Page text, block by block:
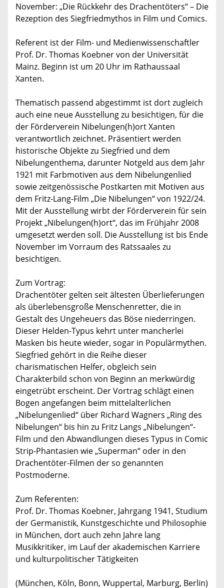
November: „Die Rückkehr des Drachentöters“ – Die
Rezeption des Siegfriedmythos in Film und Comics.
Referent ist der Film- und Medienwissenschaftler
Prof. Dr. Thomas Koebner von der Universität
Mainz. Beginn ist um 20 Uhr im Rathaussaal
Xanten.
Thematisch passend abgestimmt ist dort zugleich
auch eine neue Ausstellung zu besichtigen, für die
der Förderverein Nibelungen(h)ort Xanten
verantwortlich zeichnet. Präsentiert werden
historische Objekte zu Siegfried und dem
Nibelungenthema, darunter Notgeld aus dem Jahr
1921 mit Farbmotiven aus dem Nibelungenlied
sowie zeitgenössische Postkarten mit Motiven aus
dem Fritz-Lang-Film „Die Nibelungen“ von 1922/24.
Mit der Ausstellung wirbt der Förderverein für sein
Projekt „Nibelungen(h)ort“, das im Frühjahr 2008
umgesetzt werden soll. Die Ausstellung ist bis Ende
November im Vorraum des Ratssaales zu
besichtigen.
Zum Vortrag:
Drachentöter gelten seit ältesten Überlieferungen
als überlebensgroße Menschenretter, die in
Gestalt des Ungeheuers das Böse niederringen.
Dieser Helden-Typus kehrt unter mancherlei
Masken bis heute wieder, sogar in Populärmythen.
Siegfried gehört in die Reihe dieser
charismatischen Helfer, obgleich sein
Charakterbild schon von Beginn an merkwürdig
eingetrübt erscheint. Der Vortrag schlägt einen
Bogen angefangen beim mittelalterlichen
„Nibelungenlied“ über Richard Wagners „Ring des
Nibelungen“ bis hin zu Fritz Langs „Nibelungen“-
Film und den Abwandlungen dieses Typus in Comic
Strip-Phantasien wie „Superman“ oder in den
Drachentöter-Filmen der so genannten
Postmoderne.
Zum Referenten:
Prof. Dr. Thomas Koebner, Jahrgang 1941, Studium
der Germanistik, Kunstgeschichte und Philosophie
in München, dort auch zehn Jahre lang
Musikkritiker, im Lauf der akademischen Karriere
und kulturpolitischer Tätigkeiten
(München, Köln, Bonn, Wuppertal, Marburg, Berlin)